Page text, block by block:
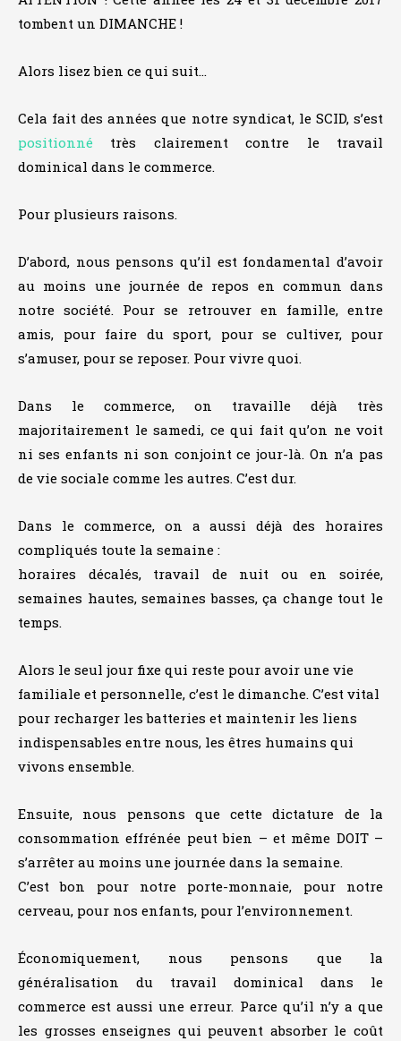
tombent un DIMANCHE !
Alors lisez bien ce qui suit…
Cela fait des années que notre syndicat, le SCID, s’est
positionné très clairement contre le travail
dominical dans le commerce.
Pour plusieurs raisons.
D’abord, nous pensons qu’il est fondamental d’avoir
au moins une journée de repos en commun dans
notre société. Pour se retrouver en famille, entre
amis, pour faire du sport, pour se cultiver, pour
s’amuser, pour se reposer. Pour vivre quoi.
Dans le commerce, on travaille déjà très
majoritairement le samedi, ce qui fait qu’on ne voit
ni ses enfants ni son conjoint ce jour-là. On n’a pas
de vie sociale comme les autres. C’est dur.
Dans le commerce, on a aussi déjà des horaires
compliqués toute la semaine :
horaires décalés, travail de nuit ou en soirée,
semaines hautes, semaines basses, ça change tout le
temps.
Alors le seul jour fixe qui reste pour avoir une vie
familiale et personnelle, c’est le dimanche. C’est vital
pour recharger les batteries et maintenir les liens
indispensables entre nous, les êtres humains qui
vivons ensemble.
Ensuite, nous pensons que cette dictature de la
consommation effrénée peut bien – et même DOIT –
s’arrêter au moins une journée dans la semaine.
C’est bon pour notre porte-monnaie, pour notre
cerveau, pour nos enfants, pour l’environnement.
Économiquement, nous pensons que la
généralisation du travail dominical dans le
commerce est aussi une erreur. Parce qu’il n’y a que
les grosses enseignes qui peuvent absorber le coût